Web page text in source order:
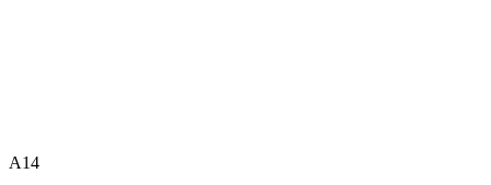
A14